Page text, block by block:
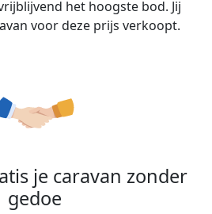
het hoogste bod. Jij
voor deze prijs verkoopt.
je caravan zonder
gedoe